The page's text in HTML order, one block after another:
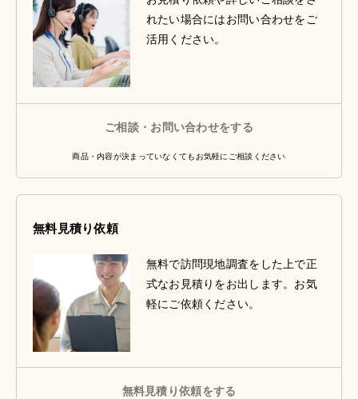
れたい場合にはお問い合わせをご
活用ください。
ご相談・お問い合わせをする
商品・内容が決まっていなくてもお気軽にご相談ください
無料見積り依頼
無料で訪問現地調査をした上で正
式なお見積りをお出します。お気
軽にご依頼ください。
無料見積り依頼をする